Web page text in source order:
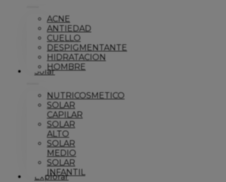
ACNE
ANTIEDAD
CUELLO
DESPIGMENTANTE
HIDRATACION
HOMBRE
Solar
NUTRICOSMETICO
SOLAR
CAPILAR
SOLAR
ALTO
SOLAR
MEDIO
SOLAR
INFANTIL
Explorar